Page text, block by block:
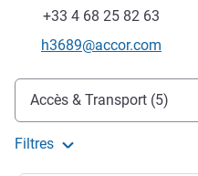
Fax
+33 4 68 25 82 63
Email de contact
h3689@accor.com
Accès et transports
Accès & Transport (5)
Filtres